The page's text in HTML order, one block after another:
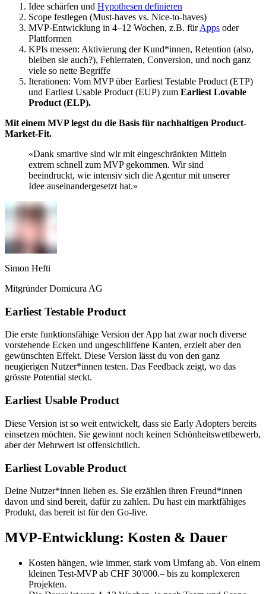
Idee schärfen und Hypothesen definieren
Scope festlegen (Must-haves vs. Nice-to-haves)
MVP-Entwicklung in 4–12 Wochen, z.B. fürApps oder
Plattformen
KPIs messen: Aktivierung der Kund*innen, Retention (also,
bleiben sie auch?), Fehlerraten, Conversion, und noch ganz
viele so nette Begriffe
Iterationen: Vom MVP über Earliest Testable Product (ETP)
und Earliest Usable Product (EUP) zum Earliest Lovable
Product (ELP).
Mit einem MVP legst du die Basis für nachhaltigen Product-
Market-Fit.
«Dank smartive sind wir mit eingeschränkten Mitteln
extrem schnell zum MVP gekommen. Wir sind
beeindruckt, wie intensiv sich die Agentur mit unserer
Idee auseinandergesetzt hat.»
Simon Hefti
Mitgründer Domicura AG
Earliest Testable Product
Die erste funktionsfähige Version der App hat zwar noch diverse
vorstehende Ecken und ungeschliffene Kanten, erzielt aber den
gewünschten Effekt. Diese Version lässt du von den ganz
neugierigen Nutzer*innen testen. Das Feedback zeigt, wo das
grösste Potential steckt.
Earliest Usable Product
Diese Version ist so weit entwickelt, dass sie Early Adopters bereits
einsetzen möchten. Sie gewinnt noch keinen Schönheitswettbewerb,
aber der Mehrwert ist offensichtlich.
Earliest Lovable Product
Deine Nutzer*innen lieben es. Sie erzählen ihren Freund*innen
davon und sind bereit, dafür zu zahlen. Du hast ein marktfähiges
Produkt, das bereit ist für den Go-live.
MVP-Entwicklung: Kosten & Dauer
Kosten hängen, wie immer, stark vom Umfang ab. Von einem
kleinen Test-MVP ab CHF 30'000.– bis zu komplexeren
Projekten.